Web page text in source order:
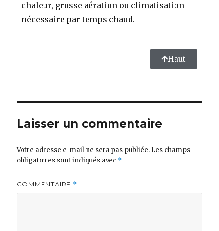
chaleur, grosse aération ou climatisation
nécessaire par temps chaud.
Haut
Laisser un commentaire
Votre adresse e-mail ne sera pas publiée. Les champs
obligatoires sont indiqués avec *
COMMENTAIRE *